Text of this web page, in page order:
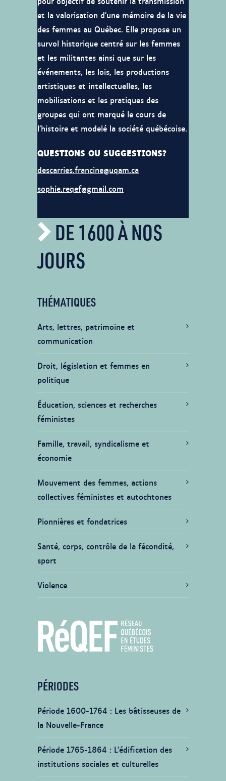
et la valorisation d’une mémoire de la vie
des femmes au Québec. Elle propose un
survol historique centré sur les femmes
et les militantes ainsi que sur les
événements, les lois, les productions
artistiques et intellectuelles, les
mobilisations et les pratiques des
groupes qui ont marqué le cours de
l’histoire et modelé la société québécoise.
QUESTIONS OU SUGGESTIONS?
descarries.francine@uqam.ca
sophie.reqef@gmail.com
DE 1600 À NOS
JOURS
THÉMATIQUES
Arts, lettres, patrimoine et
communication
Droit, législation et femmes en
politique
Éducation, sciences et recherches
féministes
Famille, travail, syndicalisme et
économie
Mouvement des femmes, actions
collectives féministes et autochtones
Pionnières et fondatrices
Santé, corps, contrôle de la fécondité,
sport
Violence
PÉRIODES
Période 1600-1764
Les bâtisseuses de
la Nouvelle-France
Période 1765-1864
L’édification des
institutions sociales et culturelles